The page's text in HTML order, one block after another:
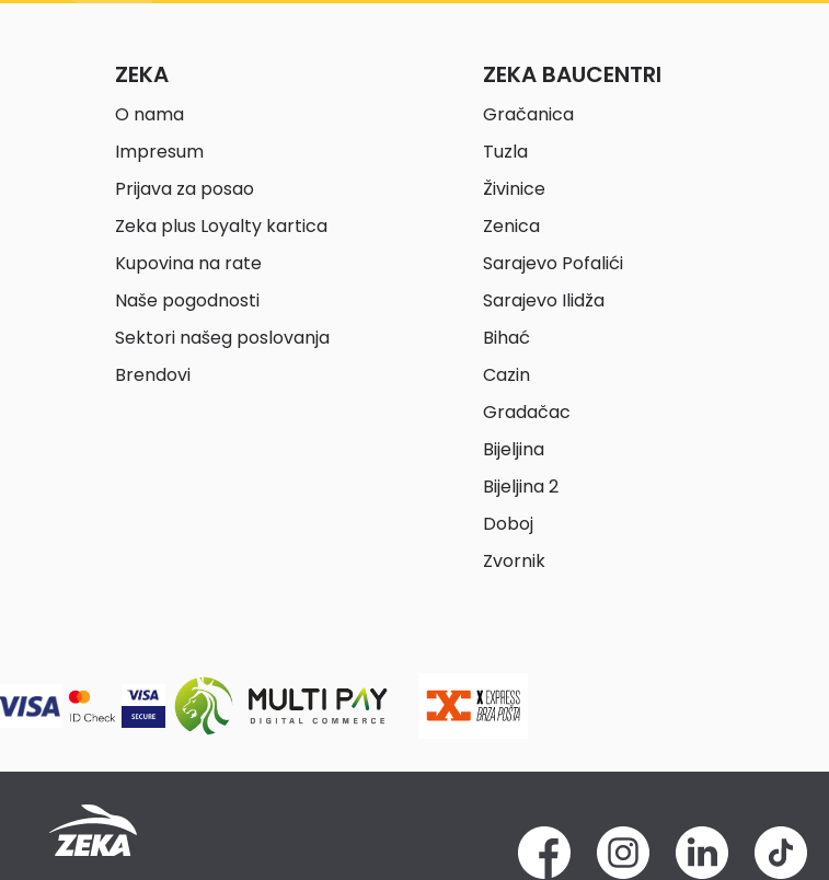
ZEKA
O nama
Impresum
Prijava za posao
Zeka plus Loyalty kartica
Kupovina na rate
Naše pogodnosti
Sektori našeg poslovanja
Brendovi
ZEKA BAUCENTRI
Gračanica
Tuzla
Živinice
Zenica
Sarajevo Pofalići
Sarajevo Ilidža
Bihać
Cazin
Gradačac
Bijeljina
Bijeljina 2
Doboj
Zvornik